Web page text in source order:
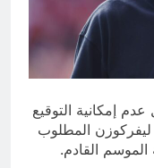
إمكانية التوقيع
المطلوب
الموسم القادم.